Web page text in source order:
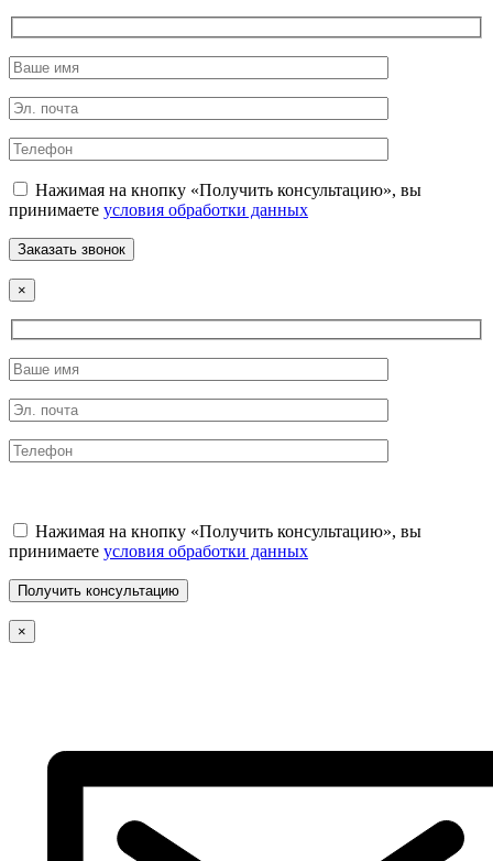
Нажимая на кнопку «Получить консультацию», вы
принимаете условия обработки данных
×
Нажимая на кнопку «Получить консультацию», вы
принимаете условия обработки данных
×